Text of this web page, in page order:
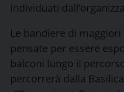
individuati
Le bandiere di
pensate per essere
balconi lungo il
percorrerà dalla